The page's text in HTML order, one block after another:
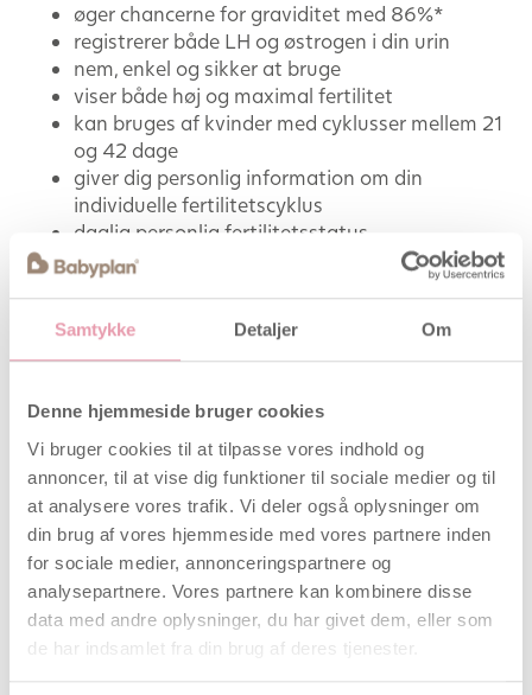
Samtykke Detaljer Om
Denne hjemmeside bruger cookies
Vi bruger cookies til at tilpasse vores indhold og
annoncer, til at vise dig funktioner til sociale medier og til
at analysere vores trafik. Vi deler også oplysninger om
din brug af vores hjemmeside med vores partnere inden
for sociale medier, annonceringspartnere og
analysepartnere. Vores partnere kan kombinere disse
data med andre oplysninger, du har givet dem, eller som
de har indsamlet fra din brug af deres tjenester.
øger chancerne for graviditet med 86%*
registrerer både LH og østrogen i din urin
nem, enkel og sikker at bruge
viser både høj og maximal fertilitet
kan bruges af kvinder med cyklusser mellem 21
og 42 dage
giver dig personlig information om din
individuelle fertilitetscyklus
daglig personlig fertilitetsstatus
mulighed for at teste for graviditet med
monitoren